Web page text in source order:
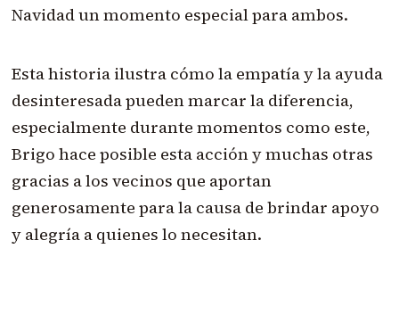
Navidad un momento especial para ambos.
Esta historia ilustra cómo la empatía y la ayuda
desinteresada pueden marcar la diferencia,
especialmente durante momentos como este,
Brigo hace posible esta acción y muchas otras
gracias a los vecinos que aportan
generosamente para la causa de brindar apoyo
y alegría a quienes lo necesitan.